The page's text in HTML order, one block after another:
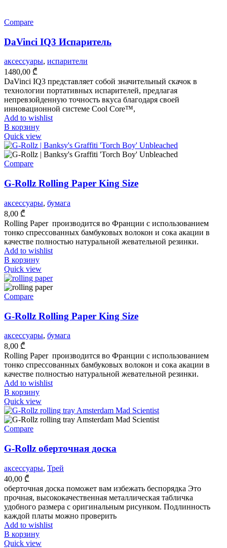
Compare
DaVinci IQ3 Испаритель
аксессуары, испарители
1480,00 ₾
DaVinci IQ3 представляет собой значительный скачок в
технологии портативных испарителей, предлагая
непревзойденную точность вкуса благодаря своей
инновационной системе Cool Core™,
Add to wishlist
В корзину
Quick view
Compare
G-Rollz Rolling Paper King Size
аксессуары, бумага
8,00 ₾
Rolling Paper производится во Франции с использованием
тонко спрессованных бамбуковых волокон и сока акации в
качестве полностью натуральной жевательной резинки.
Add to wishlist
В корзину
Quick view
Compare
G-Rollz Rolling Paper King Size
аксессуары, бумага
8,00 ₾
Rolling Paper производится во Франции с использованием
тонко спрессованных бамбуковых волокон и сока акации в
качестве полностью натуральной жевательной резинки.
Add to wishlist
В корзину
Quick view
Compare
G-Rollz оберточная доска
аксессуары, Трей
40,00 ₾
оберточная доска поможет вам избежать беспорядка Это
прочная, высококачественная металлическая табличка
удобного размера с оригинальным рисунком. Подлинность
каждой платы можно проверить
Add to wishlist
В корзину
Quick view